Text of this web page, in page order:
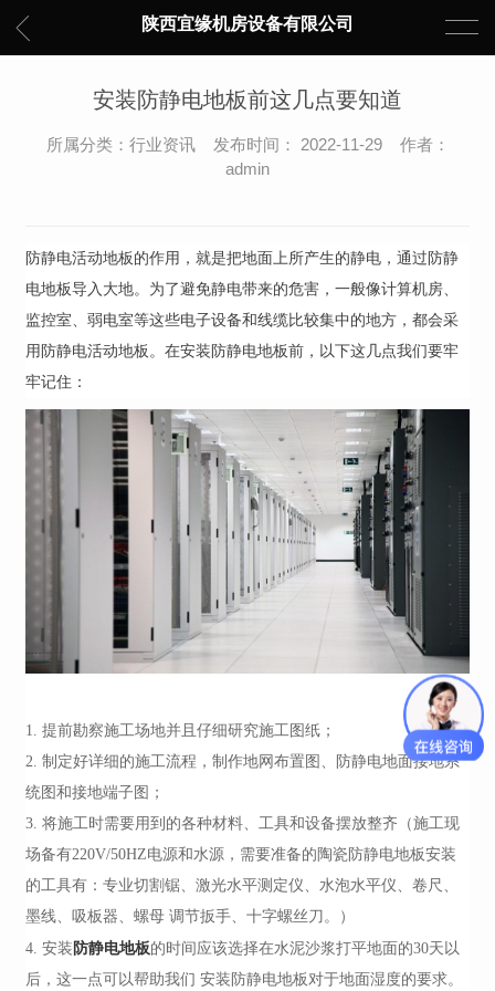
陕西宜缘机房设备有限公司
安装防静电地板前这几点要知道
所属分类：行业资讯 发布时间： 2022-11-29 作者：
admin
防静电活动地板的作用，就是把地面上所产生的静电 ，通过 防静
电地板导入大地。 为了避免静电带来的危害，一般像计算机房、
监控室、弱电室等这些电子设备和线缆比较集中的地方，都会采
用防静电活动地板。在安装防静电地板前，以下这几点我们要牢
牢记住：
1.提前勘察施工场地并且仔细研究施工图纸；
2.制定好详细的施工流程，制作地网布置图、防静电地面接地系
统图和接地端子图；
3.将施工时需要用到的各种材料、工具和设备摆放整齐 （施工现
场备有220V/50HZ电源和水源 ， 需要准备的陶瓷防静电地板安装
的工具有：专业切割锯、激光水平测定仪、水泡水平仪、卷尺、
墨线、吸板器、螺母 调节扳手、十字螺丝刀。
）
4.安装 防静电地板的时间应该选择在水泥沙浆打平地面的30天以
后，这一点可以帮助我们 安装 防静电地板对于地面湿度的要求。